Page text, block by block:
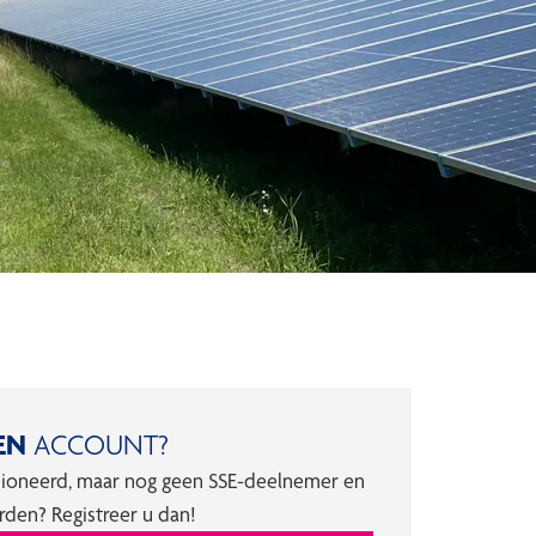
ACCOUNT?
maar nog geen SSE-deelnemer en
Registreer u dan!